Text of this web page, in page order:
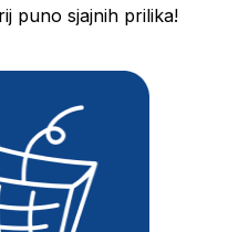
puno sjajnih prilika!